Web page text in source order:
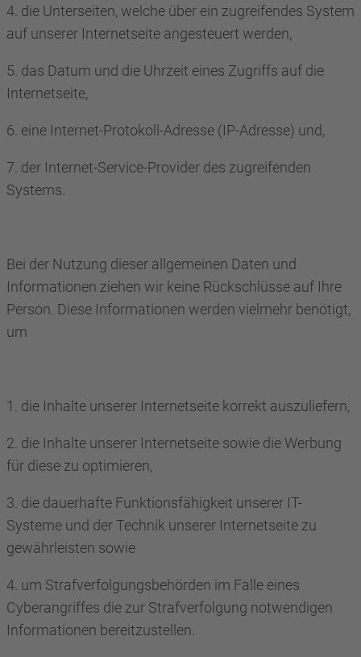
4. die Unterseiten, welche über ein zugreifendes System
auf unserer Internetseite angesteuert werden,
5. das Datum und die Uhrzeit eines Zugriffs auf die
Internetseite,
6. eine Internet-Protokoll-Adresse (IP-Adresse) und,
7. der Internet-Service-Provider des zugreifenden
Systems.
Bei der Nutzung dieser allgemeinen Daten und
Informationen ziehen wir keine Rückschlüsse auf Ihre
Person. Diese Informationen werden vielmehr benötigt,
um
1. die Inhalte unserer Internetseite korrekt auszuliefern,
2. die Inhalte unserer Internetseite sowie die Werbung
für diese zu optimieren,
3. die dauerhafte Funktionsfähigkeit unserer IT-
Systeme und der Technik unserer Internetseite zu
gewährleisten sowie
4. um Strafverfolgungsbehörden im Falle eines
Cyberangriffes die zur Strafverfolgung notwendigen
Informationen bereitzustellen.